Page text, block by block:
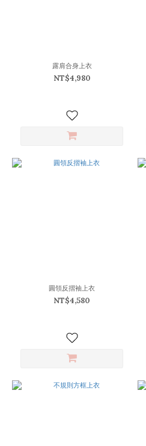
露肩合身上衣
NT$4,980
圓領反摺袖上衣
NT$4,580